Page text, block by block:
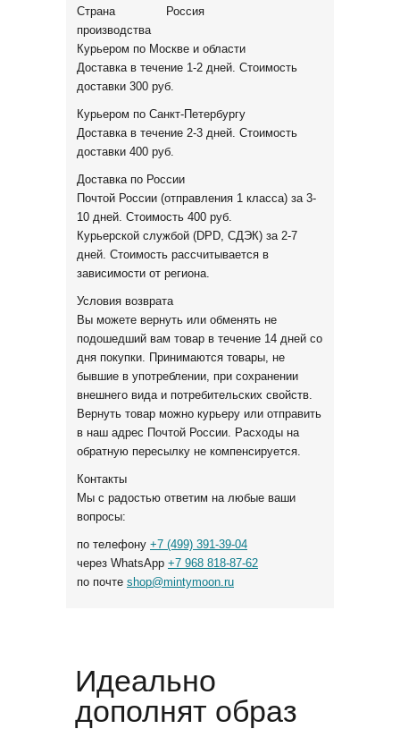
Страна
производства
Россия
Курьером по Москве и области
Доставка в течение 1-2 дней. Стоимость
доставки 300 руб.
Курьером по Санкт-Петербургу
Доставка в течение 2-3 дней. Стоимость
доставки 400 руб.
Доставка по России
Почтой России (отправления 1 класса) за 3-
10 дней. Стоимость 400 руб.
Курьерской службой (DPD, СДЭК) за 2-7
дней. Стоимость рассчитывается в
зависимости от региона.
Условия возврата
Вы можете вернуть или обменять не
подошедший вам товар в течение 14 дней со
дня покупки. Принимаются товары, не
бывшие в употреблении, при сохранении
внешнего вида и потребительских свойств.
Вернуть товар можно курьеру или отправить
в наш адрес Почтой России. Расходы на
обратную пересылку не компенсируется.
Контакты
Мы с радостью ответим на любые ваши
вопросы:
по телефону +7 (499) 391-39-04
через WhatsApp +7 968 818-87-62
по почте shop@mintymoon.ru
Идеально
дополнят образ